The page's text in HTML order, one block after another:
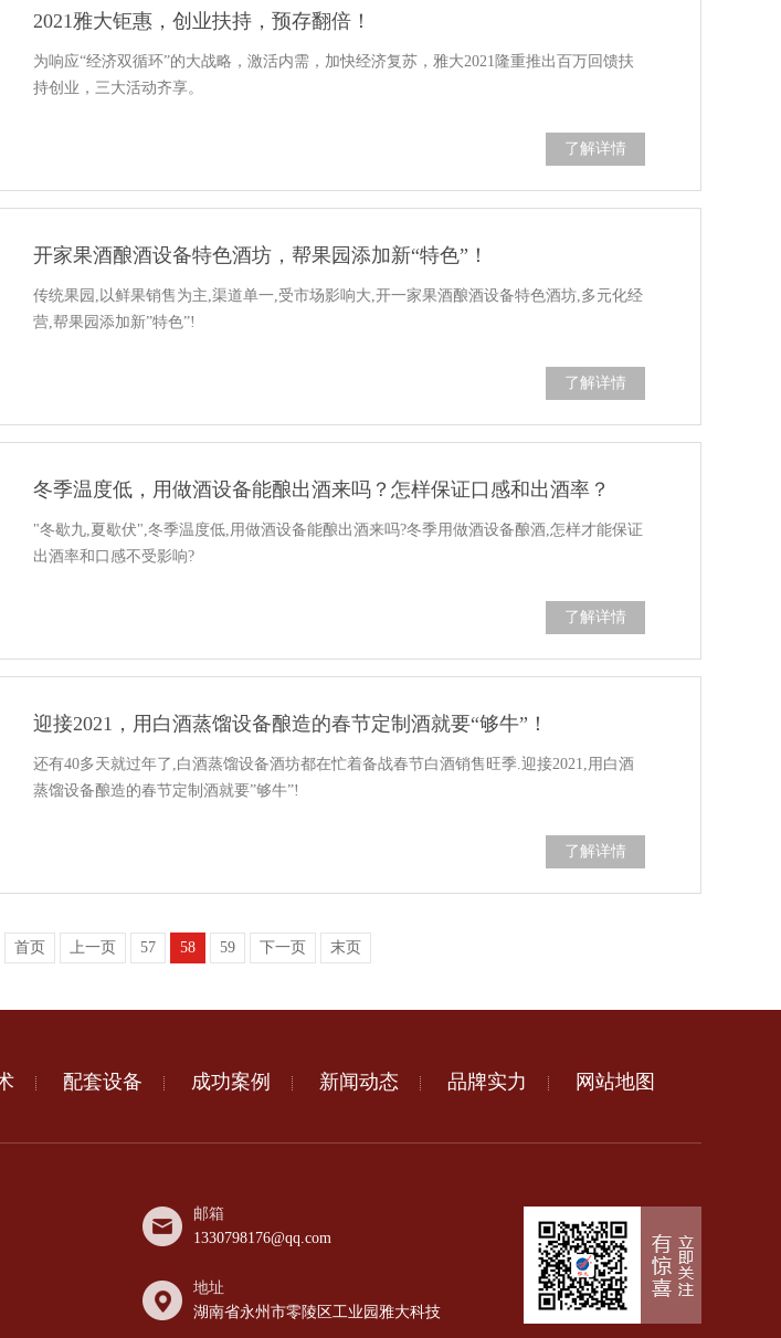
2021雅大钜惠，创业扶持，预存翻倍！
为响应“经济双循环”的大战略，激活内需，加快经济复苏，雅大2021隆重推出百万回馈扶
持创业，三大活动齐享。
了解详情
开家果酒酿酒设备特色酒坊，帮果园添加新“特色”！
传统果园,以鲜果销售为主,渠道单一,受市场影响大,开一家果酒酿酒设备特色酒坊,多元化经
营,帮果园添加新”特色”!
了解详情
冬季温度低，用做酒设备能酿出酒来吗？怎样保证口感和出酒率？
"冬歇九,夏歇伏",冬季温度低,用做酒设备能酿出酒来吗?冬季用做酒设备酿酒,怎样才能保证
出酒率和口感不受影响?
了解详情
迎接2021，用白酒蒸馏设备酿造的春节定制酒就要“够牛”！
还有40多天就过年了,白酒蒸馏设备酒坊都在忙着备战春节白酒销售旺季.迎接2021,用白酒
蒸馏设备酿造的春节定制酒就要”够牛”!
了解详情
首页 上一页 57 58 59 下一页 末页
配套设备 成功案例 新闻动态 品牌实力 网站地图
邮箱
1330798176@qq.com
地址
湖南省永州市零陵区工业园雅大科技